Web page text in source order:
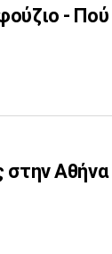
- Πού